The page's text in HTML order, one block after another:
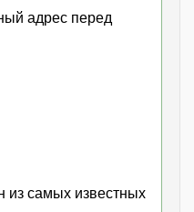
адрес перед
самых известных